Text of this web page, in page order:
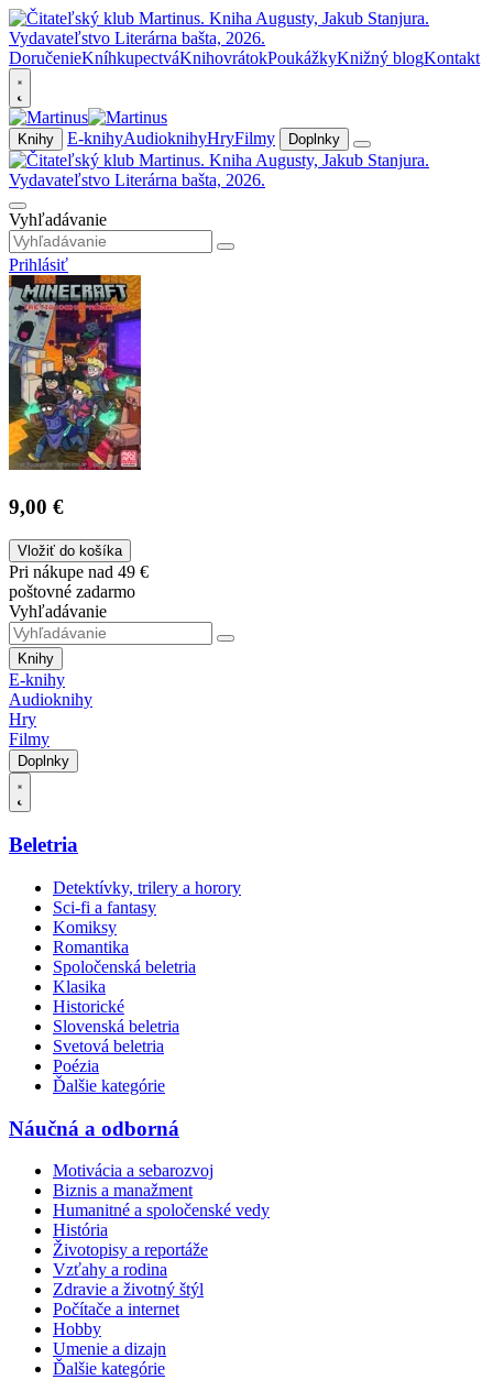
DoručenieKníhkupectváKnihovrátokPoukážkyKnižný blogKontakt
Knihy E-knihyAudioknihyHryFilmy Doplnky
Vyhľadávanie
Prihlásiť
9,00 €
Vložiť do košíka
Pri nákupe nad 49 €
poštovné zadarmo
Vyhľadávanie
Knihy
E-knihy
Audioknihy
Hry
Filmy
Doplnky
Beletria
Detektívky, trilery a horory
Sci-fi a fantasy
Komiksy
Romantika
Spoločenská beletria
Klasika
Historické
Slovenská beletria
Svetová beletria
Poézia
Ďalšie kategórie
Náučná a odborná
Motivácia a sebarozvoj
Biznis a manažment
Humanitné a spoločenské vedy
História
Životopisy a reportáže
Vzťahy a rodina
Zdravie a životný štýl
Počítače a internet
Hobby
Umenie a dizajn
Ďalšie kategórie